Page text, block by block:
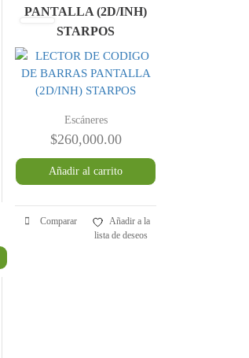
PANTALLA (2D/INH)
STARPOS
Escáneres
$260,000.00
Añadir al carrito
Comparar
Añadir a la
lista de deseos